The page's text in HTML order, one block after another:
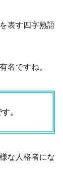
を表す四字熟語
名ですね。
。
な人格者にな